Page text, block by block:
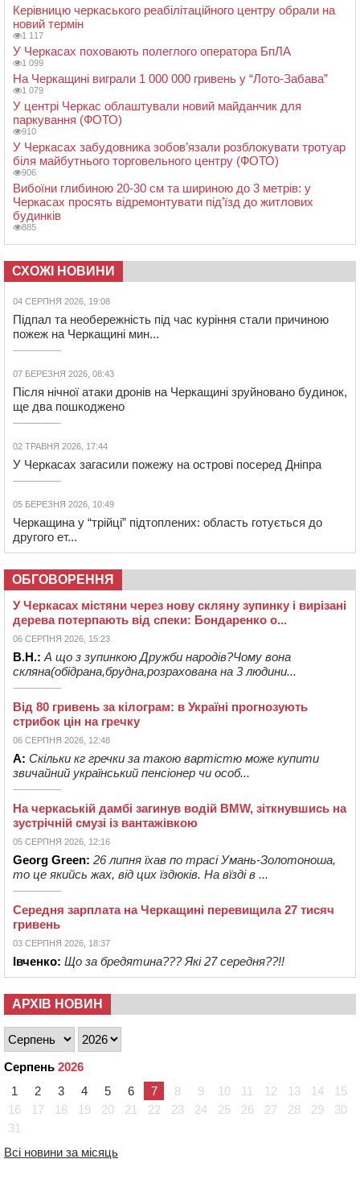
Керівницю черкаського реабілітаційного центру обрали на
новий термін
1 117
У Черкасах поховають полеглого оператора БпЛА
1 099
На Черкащині виграли 1 000 000 гривень у “Лото-Забава”
1 079
У центрі Черкас облаштували новий майданчик для
паркування (ФОТО)
910
У Черкасах забудовника зобов’язали розблокувати тротуар
біля майбутнього торговельного центру (ФОТО)
906
Вибоїни глибиною 20-30 см та шириною до 3 метрів: у
Черкасах просять відремонтувати під’їзд до житлових
будинків
885
СХОЖІ НОВИНИ
04 СЕРПНЯ 2026, 19:08
Підпал та необережність під час куріння стали причиною
пожеж на Черкащині мин...
07 БЕРЕЗНЯ 2026, 08:43
Після нічної атаки дронів на Черкащині зруйновано будинок,
ще два пошкоджено
02 ТРАВНЯ 2026, 17:44
У Черкасах загасили пожежу на острові посеред Дніпра
05 БЕРЕЗНЯ 2026, 10:49
Черкащина у “трійці” підтоплених: область готується до
другого ет...
ОБГОВОРЕННЯ
У Черкасах містяни через нову скляну зупинку і вирізані
дерева потерпають від спеки: Бондаренко о...
06 СЕРПНЯ 2026, 15:23
В.Н.: А що з зупинкою Дружби народів?Чому вона
скляна(обідрана,брудна,розрахована на 3 людини...
Від 80 гривень за кілограм: в Україні прогнозують
стрибок цін на гречку
06 СЕРПНЯ 2026, 12:48
А: Скільки кг гречки за такою вартістю може купити
звичайний український пенсіонер чи особ...
На черкаській дамбі загинув водій BMW, зіткнувшись на
зустрічній смузі із вантажівкою
05 СЕРПНЯ 2026, 12:16
Georg Green: 26 липня їхав по трасі Умань-Золотоноша,
то це якийсь жах, від цих їздюків. На вїзді в ...
Середня зарплата на Черкащині перевищила 27 тисяч
гривень
03 СЕРПНЯ 2026, 18:37
Івченко: Що за бредятина??? Які 27 середня??!!
АРХІВ НОВИН
Серпень 2026
1
2 3 4 5 6 7 8 9 10 11 12 13 14
15
16
17 18 19 20 21 22 23 24 25 26 27 28 29
30
31
Всі новини за місяць